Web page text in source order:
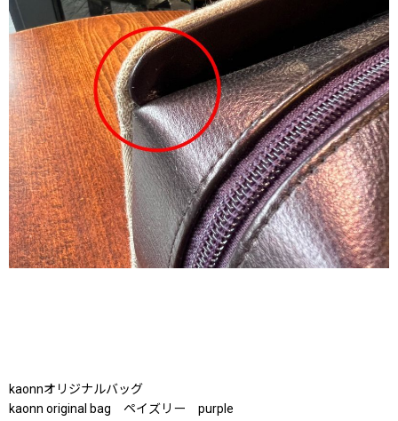
kaonnオリジナルバッグ
kaonn original bag ペイズリー purple